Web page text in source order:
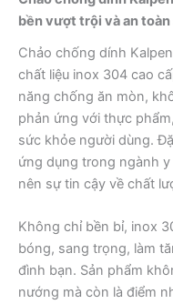
bền vượt trội và an
Chảo chống dính
chất liệu inox 304 cao
năng chống ăn mòn,
phản ứng với thực
sức khỏe người dùng.
ứng dụng trong ngành
nên sự tin cậy về chất
Không chỉ bền bỉ, inox
bóng, sang trọng, làm
đình bạn. Sản phẩm
nướng mà còn là điểm